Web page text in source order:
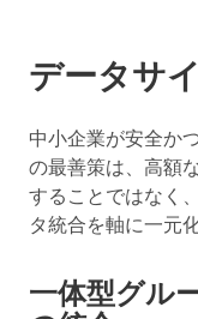
データサ
中小企業が安全か
の最善策は、高額
することではなく、
タ統合を軸に一元
一体型グル